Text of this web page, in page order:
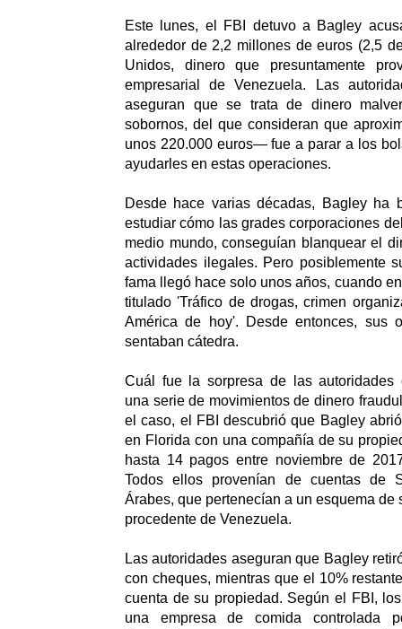
Este lunes, el FBI detuvo a Bagley
alrededor de 2,2 millones de euros (2,5
Unidos, dinero que presuntamente
empresarial de Venezuela. Las
aseguran que se trata de dinero
sobornos, del que consideran que
unos 220.000 euros— fue a parar a los
ayudarles en estas operaciones.
Desde hace varias décadas, Bagley ha
estudiar cómo las grades corporaciones
medio mundo, conseguían blanquear el
actividades ilegales. Pero posiblemente
fama llegó hace solo unos años, cuando
titulado 'Tráfico de drogas, crimen
América de hoy'. Desde entonces, sus
sentaban cátedra.
Cuál fue la sorpresa de las autoridades
una serie de movimientos de dinero
el caso, el FBI descubrió que Bagley
en Florida con una compañía de su
hasta 14 pagos entre noviembre de
Todos ellos provenían de cuentas de
Árabes, que pertenecían a un esquema de
procedente de Venezuela.
Las autoridades aseguran que Bagley
con cheques, mientras que el 10%
cuenta de su propiedad. Según el FBI,
una empresa de comida controlada